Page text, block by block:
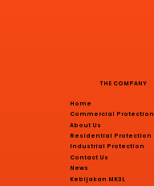
THE COMPANY
Commercial Protection
Home
About Us
Industrial Protection
Residential Protection
Contact Us
News
Kebijakan MK3L